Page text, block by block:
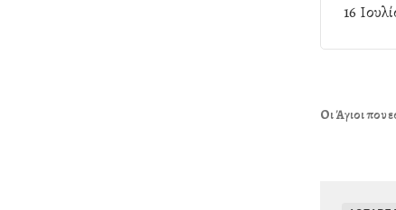
16
Οι Άγιοι που